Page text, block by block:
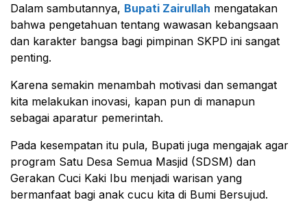
Dalam sambutannya, Bupati Zairullah mengatakan
bahwa pengetahuan tentang wawasan kebangsaan
dan karakter bangsa bagi pimpinan SKPD ini sangat
penting.
Karena semakin menambah motivasi dan semangat
kita melakukan inovasi, kapan pun di manapun
sebagai aparatur pemerintah.
Pada kesempatan itu pula, Bupati juga mengajak agar
program Satu Desa Semua Masjid (SDSM) dan
Gerakan Cuci Kaki Ibu menjadi warisan yang
bermanfaat bagi anak cucu kita di Bumi Bersujud.